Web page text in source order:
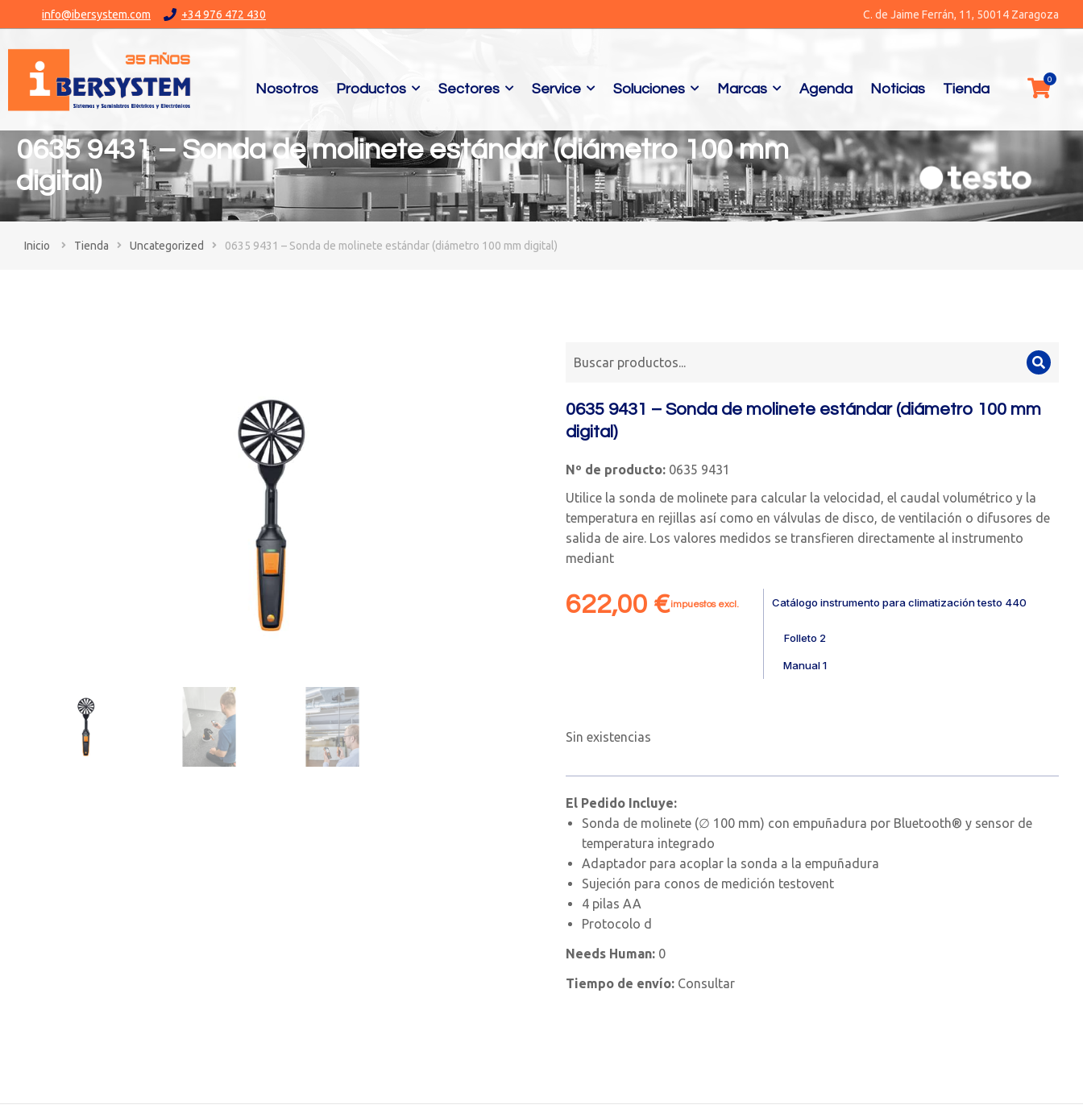
info@ibersystem.com +34 976 472 430 C. de Jaime Ferrán, 11, 50014 Zaragoza
Nosotros Productos Sectores Service Soluciones Marcas Agenda Noticias Tienda
0635 9431 – Sonda de molinete estándar (diámetro 100 mm
digital)
You are here:
Tienda Uncategorized 0635 9431 – Sonda de molinete estándar (diámetro 100 mm digital)
0635 9431 – Sonda de molinete estándar (diámetro 100 mm
digital)
Nº de producto: 0635 9431
Utilice la sonda de molinete para calcular la velocidad, el caudal volumétrico y la
temperatura en rejillas así como en válvulas de disco, de ventilación o difusores de
salida de aire. Los valores medidos se transfieren directamente al instrumento
mediant
622,00 €impuestos excl. Catálogo instrumento para climatización testo 440
Folleto 2
Manual 1
Sin existencias
El Pedido Incluye:
Sonda de molinete (∅ 100 mm) con empuñadura por Bluetooth® y sensor de
temperatura integrado
Adaptador para acoplar la sonda a la empuñadura
Sujeción para conos de medición testovent
4 pilas AA
Protocolo d
Needs Human: 0
Tiempo de envío: Consultar